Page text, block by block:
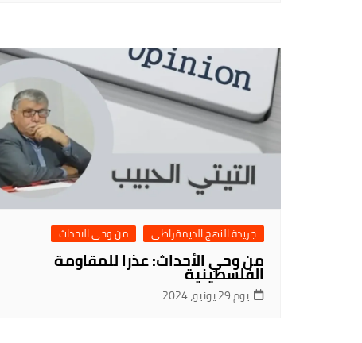
جريدة النهج الديمقراطي من وحي الاحداث
من وحي الأحداث: عذرا للمقاومة
الفلسطينية
يوم 29 يونيو، 2024